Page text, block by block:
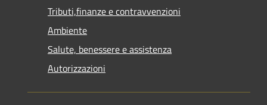
Tributi,finanze e contravvenzioni
Ambiente
Salute, benessere e assistenza
Autorizzazioni